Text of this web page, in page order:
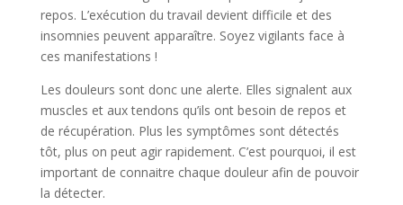
repos. L’exécution du travail devient difficile et des
insomnies peuvent apparaître. Soyez vigilants face à
ces manifestations !
Les douleurs sont donc une alerte. Elles signalent aux
muscles et aux tendons qu’ils ont besoin de repos et
de récupération. Plus les symptômes sont détectés
tôt, plus on peut agir rapidement. C’est pourquoi, il est
important de connaitre chaque douleur afin de pouvoir
la détecter.